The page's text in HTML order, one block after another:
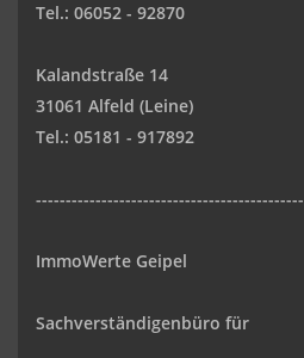
Tel.: 06052 - 92870
Kalandstraße 14
31061 Alfeld (Leine)
Tel.: 05181 - 917892
---------------------------------------------
ImmoWerte Geipel
Sachverständigenbüro für